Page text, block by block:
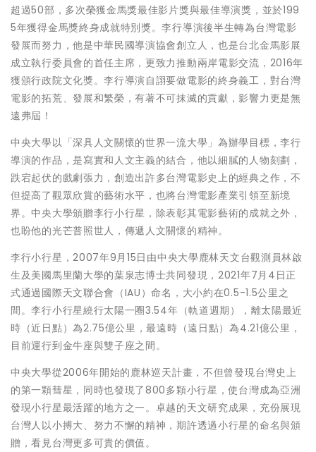
超過50部，多次榮獲金馬獎最佳影片獎與最佳導演獎，並於199
5年獲得金馬獎終身成就特別獎。李行導演後半生轉為台灣電影
發展而努力，他是中華民國導演協會創立人，也是台北金馬影展
成立執行委員會的首任主席，更致力推動兩岸電影交流，2016年
獲頒行政院文化獎。李行導演自詡要做電影的終身義工，對台灣
電影的拓荒、發展和繁榮，有著不可抹滅的貢獻，影響力更是無
遠弗屆！
中央大學以「深具人文關懷的世界一流大學」為辦學目標，李行
導演的作品，是寫實和人文主義的結合，他以細膩的人物刻劃，
跌宕起伏的戲劇張力，創造出許多台灣電影史上的經典之作，不
但提高了觀眾欣賞的藝術水平，也將台灣電影產業引領至新境
界。中央大學頒贈李行小行星，除表彰其電影藝術的成就之外，
也盼他的光芒普照世人，傳遞人文關懷的精神。
李行小行星，2007年9月15日由中央大學鹿林天文台觀測員林啟
生及美國馬里蘭大學的葉泉志博士共同發現，2021年7月4日正
式通過國際天文聯合會（IAU）命名，大小約在0.5-1.5公里之
間。李行小行星繞行太陽一圈3.54年（軌道週期），離太陽最近
時（近日點）為2.75億公里，最遠時（遠日點）為4.21億公里，
目前運行到金牛座與雙子座之間。
中央大學從2006年開始的鹿林巡天計畫，不但曾發現台灣史上
的第一顆彗星，同時也發現了800多顆小行星，使台灣成為亞洲
發現小行星最活躍的地方之一。卓越的天文研究成果，充份展現
台灣人以小搏大、努力不懈的精神，期許透過小行星的命名與頒
贈，看見台灣更多可貴的價值。